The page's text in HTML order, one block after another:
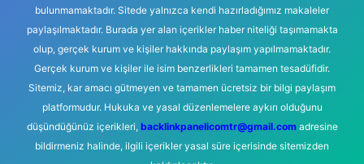
bulunmamaktadır. Sitede yalnızca kendi hazırladığımız makaleler
paylaşılmaktadır. Burada yer alan içerikler haber niteliği taşımamakta
olup, gerçek kurum ve kişiler hakkında paylaşım yapılmamaktadır.
Gerçek kurum ve kişiler ile isim benzerlikleri tamamen tesadüfidir.
Sitemiz, kar amacı gütmeyen ve tamamen ücretsiz bir bilgi paylaşım
platformudur. Hukuka ve yasal düzenlemelere aykırı olduğunu
düşündüğünüz içerikleri, backlinkpanelicomtr@gmail.comadresine
bildirmeniz halinde, ilgili içerikler yasal süre içerisinde sitemizden